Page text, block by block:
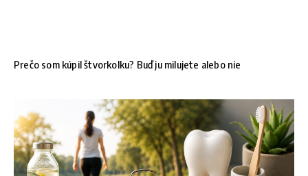
Prečo som kúpil štvorkolku? Buď ju milujete alebo nie